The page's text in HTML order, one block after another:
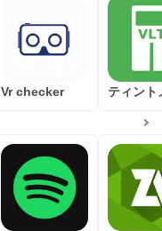
Vr checker